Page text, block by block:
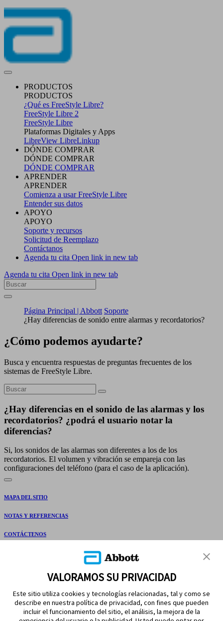
PRODUCTOS
PRODUCTOS
¿Qué es FreeStyle Libre?
FreeStyle Libre 2
FreeStyle Libre
Plataformas Digitales y Apps
LibreView LibreLinkup
DÓNDE COMPRAR
DÓNDE COMPRAR
DÓNDE COMPRAR
APRENDER
APRENDER
Comienza a usar FreeStyle Libre
Entender sus datos
APOYO
APOYO
Soporte y recursos
Solicitud de Reemplazo
Contáctanos
Agenda tu cita Open link in new tab
Agenda tu cita Open link in new tab
Página Principal | Abbott Soporte
¿Hay diferencias de sonido entre alarmas y recordatorios?
¿Cómo podemos ayudarte?
Busca y encuentra respuestas de preguntas frecuentes de los
sistemas de FreeStyle Libre.
¿Hay diferencias en el sonido de las alarmas y los
recordatorios? ¿podrá el usuario notar la
diferencias?
Si, los sonidos de las alarmas son diferentes a los de los
recordatorios. El volumen y vibración se empareja con las
configuraciones del teléfono (para el caso de la aplicación).
MAPA DEL SITIO
NOTAS Y REFERENCIAS
CONTÁCTENOS
VALORAMOS SU PRIVACIDAD
Este sitio utiliza cookies y tecnologías relacionadas, tal y como se
describe en nuestra política de privacidad, con fines que pueden
incluir el funcionamiento del sitio, el análisis, la mejora de la